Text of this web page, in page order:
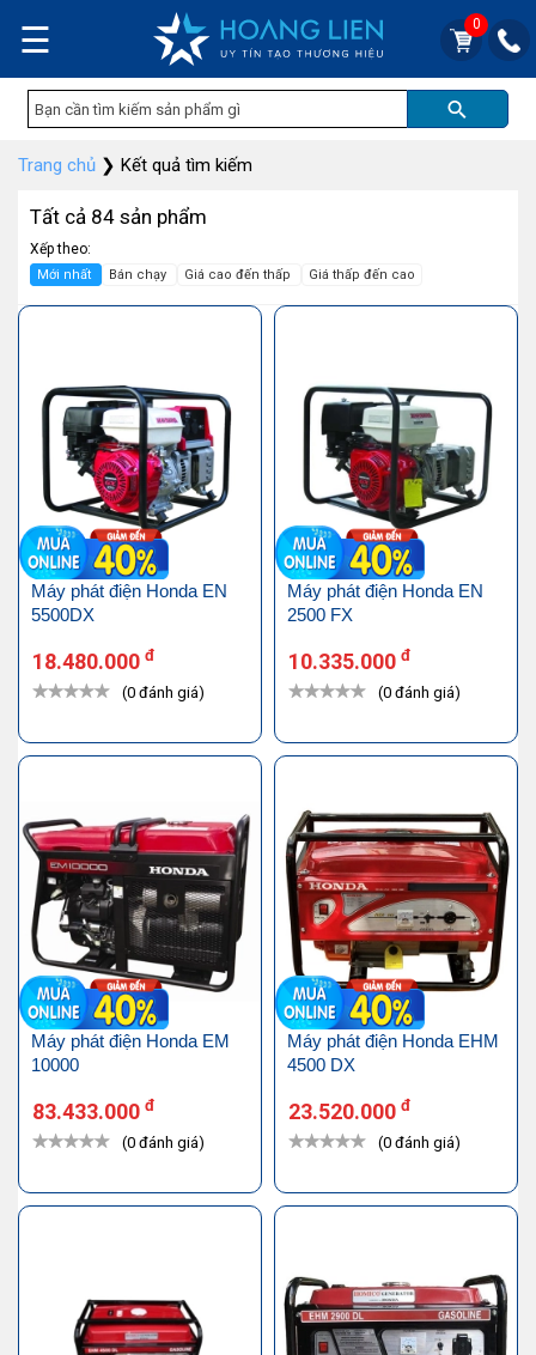
☰ 0
Trang chủ ❯ Kết quả tìm kiếm
Tất cả 84 sản phẩm
Xếp theo:
Mới nhất Bán chạy Giá cao đến thấp Giá thấp đến cao
Máy phát điện Honda EN
5500DX
18.480.000 đ
(0 đánh giá)
Máy phát điện Honda EN
2500 FX
10.335.000 đ
(0 đánh giá)
Máy phát điện Honda EM
10000
83.433.000 đ
(0 đánh giá)
Máy phát điện Honda EHM
4500 DX
23.520.000 đ
(0 đánh giá)